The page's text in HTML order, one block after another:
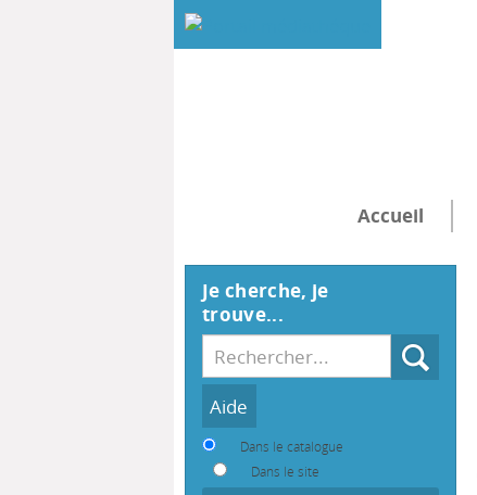
Accueil
Je cherche, je
trouve...
Recherche
Dans le catalogue
Dans le site